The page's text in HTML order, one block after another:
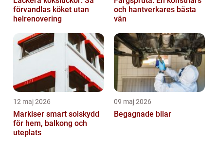
förvandlas köket utan
helrenovering
och hantverkares bästa
vän
12 maj 2026
Markiser smart solskydd
för hem, balkong och
uteplats
09 maj 2026
Begagnade bilar